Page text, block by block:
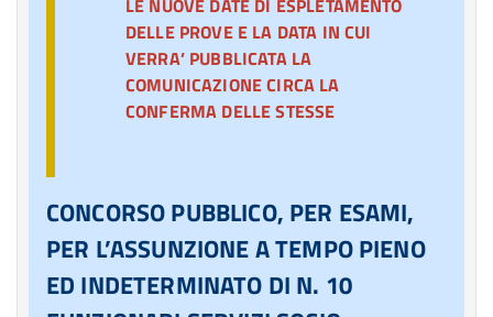
LE NUOVE DATE DI ESPLETAMENTO
DELLE PROVE E LA DATA IN CUI
VERRA’ PUBBLICATA LA
COMUNICAZIONE CIRCA LA
CONFERMA DELLE STESSE
CONCORSO PUBBLICO, PER ESAMI,
PER L’ASSUNZIONE A TEMPO PIENO
ED INDETERMINATO DI N. 10